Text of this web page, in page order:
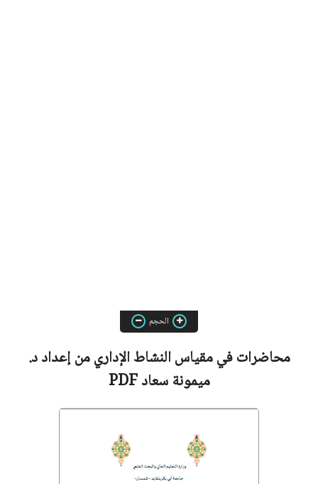
الحجم
محاضرات في مقياس النشاط الإداري من إعدادد.
ميمونة سعادPDF